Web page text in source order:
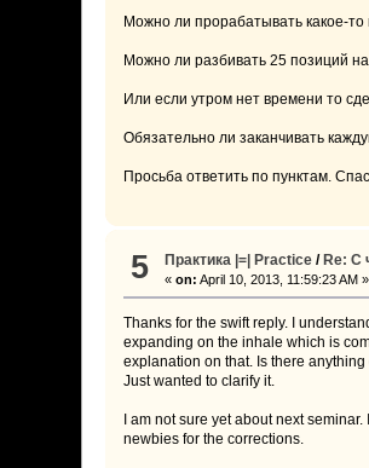
Можно ли прорабатывать какое-
Можно ли разбивать 25 позиций
Или если утром нет времени то
Обязательно ли заканчивать
Просьба ответить по пунктам.
5 Практика |=| Practice / Re: С
«on: April 10, 2013, 11:59:23 AM »
Thanks for the swift reply. I
expanding on the inhale which is
explanation on that. Is there
Just wanted to clarify it.
I am not sure yet about next
newbies for the corrections.